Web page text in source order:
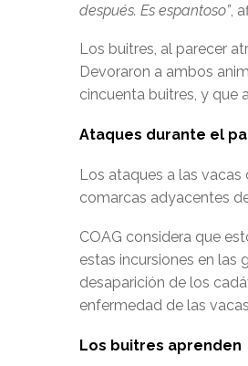
después. Es espantoso”,
Los buitres, al parecer
Devoraron a ambos
cincuenta buitres, y que
Ataques durante el
Los ataques a las
comarcas adyacentes
COAG considera que
estas incursiones en las
desaparición de los
enfermedad de las
Los buitres aprenden